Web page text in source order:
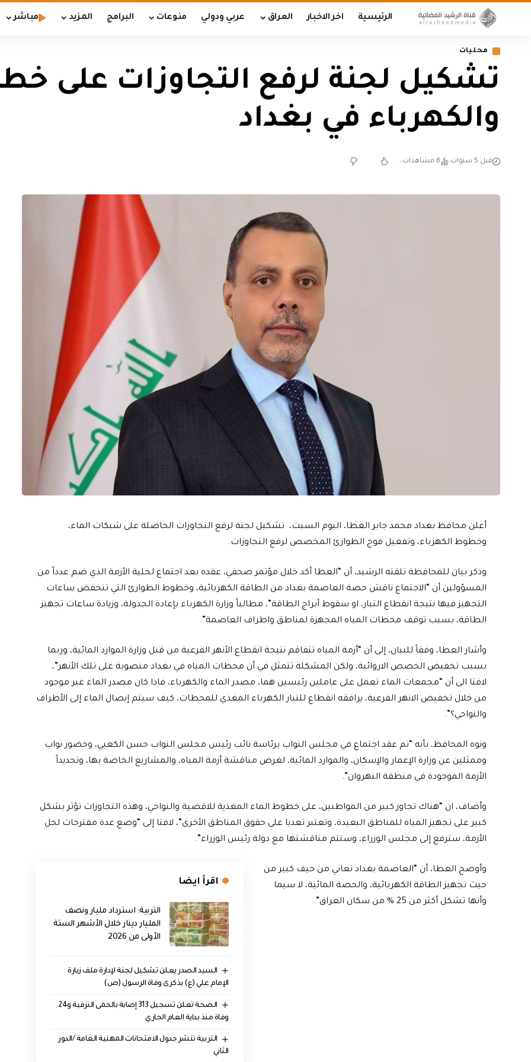
الرئيسية اخر الاخبار العراق عربي ودولي منوعات البرامج المزيد مباشر
محليات
تشكيل لجنة لرفع التجاوزات على
والكهرباء في بغداد
قبل 5 سنوات 6 مشاهدات
أعلن محافظ بغداد محمد جابر العطا، اليوم السبت، تشكيل لجنة لرفع التجاوزات الحاصلة على شبكات الماء،
وخطوط الكهرباء، وتفعيل فوج الطوارئ المخصص لرفع التجاوزات.
وذكر بيان للمحافظة تلقته الرشيد، أن “العطا أكد خلال مؤتمر صحفي، عقده بعد اجتماع لخلية الأزمة الذي ضم عدداً من
المسؤولين أن “الاجتماع ناقش حصة العاصمة بغداد من الطاقة الكهربائية، وخطوط الطوارئ التي تنخفض ساعات
التجهيز فيها نتيجة انقطاع التيار، او سقوط أبراج الطاقة”، مطالباً وزارة الكهرباء بإعادة الجدولة، وزيادة ساعات تجهيز
الطاقة، بسبب توقف محطات المياه المجهزة لمناطق واطراف العاصمة”.
وأشار العطا، وفقاً للبيان، إلى أن “أزمة المياه تتفاقم نتيجة انقطاع الأنهر الفرعية من قبل وزارة الموارد المائية، وربما
بسبب تخفيض الحصص الاروائية، ولكن المشكلة تتمثل في أن محطات المياه في بغداد منصوبة على تلك الأنهر”،
لافتا الى أن “مجمعات الماء تعمل على عاملين رئيسين هما، مصدر الماء والكهرباء، فاذا كان مصدر الماء غير موجود
من خلال تخفيض الانهر الفرعية، يرافقه انقطاع للتيار الكهرباء المغذي للمحطات، كيف سيتم إيصال الماء إلى الأطراف
والنواحي؟”.
ونوه المحافظ، بأنه “تم عقد اجتماع في مجلس النواب برئاسة نائب رئيس مجلس النواب حسن الكعبي، وحضور نواب
وممثلين عن وزارة الإعمار والإسكان، والموارد المائية، لغرض مناقشة أزمة المياه، والمشاريع الخاصة بها، وتحديداً
الأزمة الموجودة في منطقة النهروان”.
وأضاف، ان “هناك تجاوز كبير من المواطنين، على خطوط الماء المغذية للاقضية والنواحي، وهذه التجاوزات تؤثر بشكل
كبير على تجهيز المياه للمناطق البعيدة، وتعتبر تعديا على حقوق المناطق الأخرى”، لافتا إلى “وضع عدة مقترحات لحل
الأزمة، سترفع إلى مجلس الوزراء، وستتم مناقشتها مع دولة رئيس الوزراء”.
اقرأ ايضا
التربية: استرداد مليار ونصف
المليار دينار خلال الأشهر الستة
الأولى من 2026
السيد الصدر يعلن تشكيل لجنة لإدارة ملف زيارة
الإمام علي (ع) بذكرى وفاة الرسول (ص)
الصحة تعلن تسجيل 313 إصابة بالحمى النزفية و24
وفاة منذ بداية العام الجاري
التربية تنشر جدول الامتحانات المهنية العامة /الدور
الثاني
وأوضح العطا، أن “العاصمة بغداد تعاني من حيف كبير من
حيث تجهيز الطاقة الكهربائية، والحصة المائية، لا سيما
وأنها تشكل أكثر من 25 % من سكان العراق”.